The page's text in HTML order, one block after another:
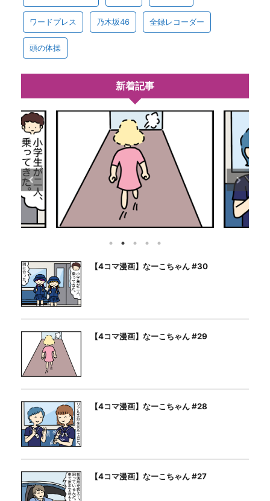
ワードプレス 乃木坂46 全録レコーダー
頭の体操
新着記事
【4コマ漫画】なーこちゃん #30
【4コマ漫画】なーこちゃん #29
【4コマ漫画】なーこちゃん #28
【4コマ漫画】なーこちゃん #27